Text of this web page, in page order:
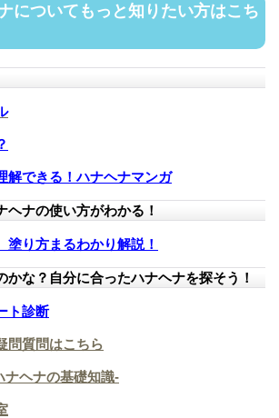
についてもっと知りたい方はこち
解できる！ハナヘナマンガ
ヘナの使い方がわかる！
塗り方まるわかり解説！
かな？自分に合ったハナヘナを探そう！
ト診断
問質問はこちら
ヘナの基礎知識-